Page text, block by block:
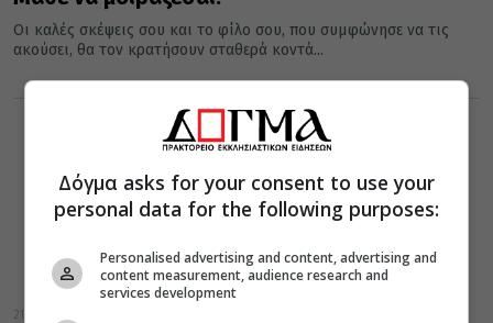
Οι καλές σκέψεις σου και το φίλο σου, που συμφώνησε να τις
ακούσει, θα τον κρατήσουν σταθερά κοντά...
21 Φεβρουαρίου 2022
Δόγμα asks for your consent to use your
personal data for the following purposes:
Personalised advertising and content, advertising and
content measurement, audience research and
services development